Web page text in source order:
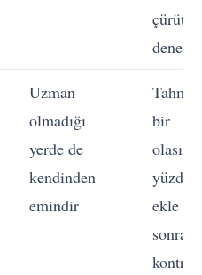
dene
Uzman
olmadığı
yerde de
kendinden
emindir
bir
olasılık
yüzdesi
ekle ve
kontrol